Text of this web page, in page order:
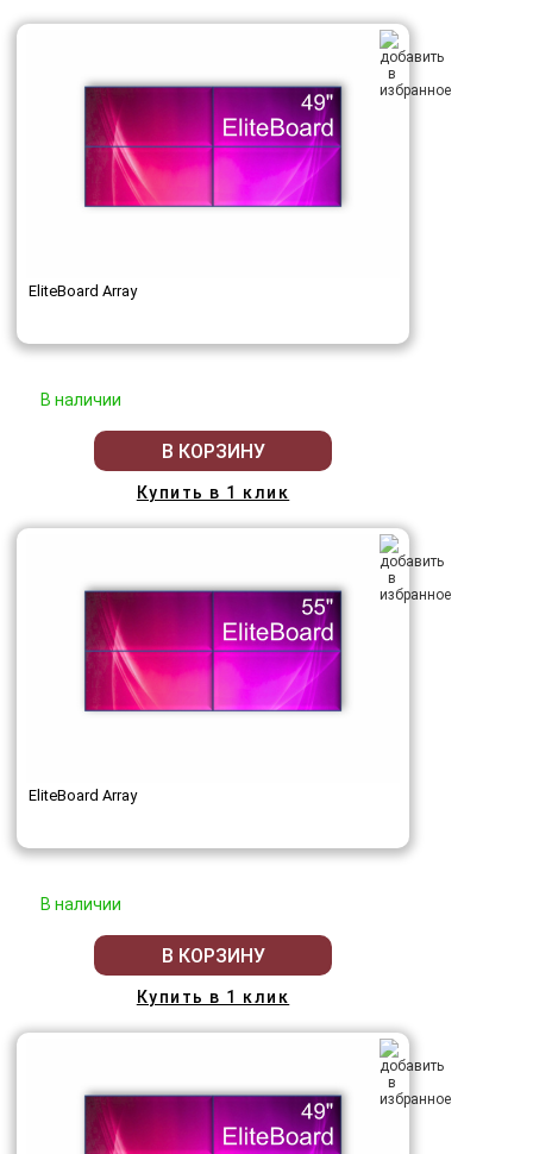
EliteBoard Array
В наличии
В КОРЗИНУ
Купить в 1 клик
EliteBoard Array
В наличии
В КОРЗИНУ
Купить в 1 клик